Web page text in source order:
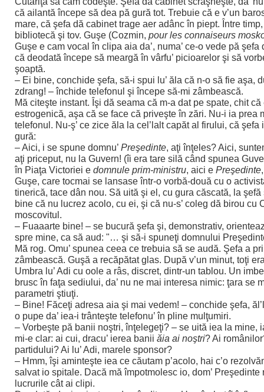
că ailantă începe să dea pă gură tot. Trebuie că e v’un
mare, că şefa dă cabinet trage aer adânc în piept. Între
bibliotecă şi tov. Guşe (Cozmin, pour les connaiseurs
Guşe e cam vocal în clipa aia da’, numa’ ce-o vede pă şefa
că deodată începe să meargă în vârfu’ picioarelor şi să
şoaptă.
– Ei bine, conchide şefa, să-i spui lu’ ăla că n-o să fie aşa,
zdrang! – închide telefonul şi începe să-mi zâmbească.
Mă citeşte instant. Îşi dă seama că m-a dat pe spate, chit
estrogenică, aşa că se face că priveşte în zări. Nu-i ia prea
telefonul. Nu-ş’ ce zice ăla la cel’lalt capăt al firului, că şefa
gură:
– Aici, i se spune domnu’ Preşedinte, aţi înţeles? Aici,
aţi priceput, nu la Guvern! (îi era tare silă când spunea
în Piaţa Victoriei e domnule prim-ministru, aici e Preşedinte
Guşe, care tocmai se lansase într-o vorbă-două cu o
tinerică, tace dân nou. Să uită şi el, cu gura căscată, la şefă
bine că nu lucrez acolo, cu ei, şi că nu-s’ coleg dă birou cu
moscovitul.
– Fuaaarte bine! – se bucură şefa şi, demonstrativ,
spre mine, ca să aud: "… şi să-i spuneţi domnului
Mă rog. Omu’ spunea ceea ce trebuia să se audă. Şefa a
zâmbească. Guşă a recăpătat glas. După v’un minut, toţi
Umbra lu’ Adi cu oole a râs, discret, dintr-un tablou. Un
brusc în faţa sediului, da’ nu ne mai interesa nimic: ţara se
parametri ştiuţi.
– Bine! Făceţi adresa aia şi mai vedem! – conchide şefa,
o pupe da’ iea-i trânteşte telefonu’ în pline mulţumiri.
– Vorbeşte pă banii noştri, înţelegeţi? – se uită iea la mine,
mi-e clar: ai cui, dracu’ ierea banii ăia ai noştri? Ai
partidului? Ai lu’ Adi, marele sponsor?
– Hmm, îşi aminteşte iea ce căutam p’acolo, hai c’o
salvat io spitale. Dacă mă împotmolesc io, dom’ Preşedinte
lucrurile cât ai clipi.